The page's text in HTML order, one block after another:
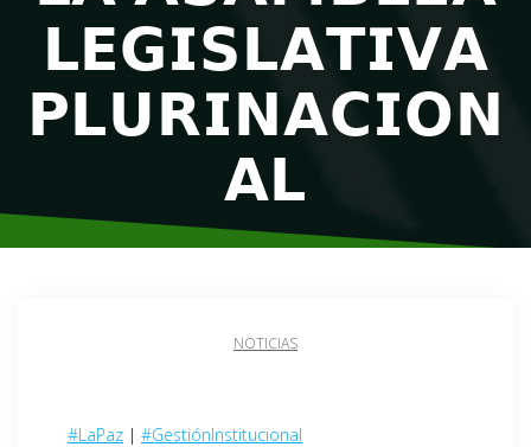
𝗟𝗘𝗚𝗜𝗦𝗟𝗔𝗧𝗜𝗩𝗔
𝗣𝗟𝗨𝗥𝗜𝗡𝗔𝗖𝗜𝗢𝗡
𝗔𝗟
NOTICIAS
#LaPaz | #GestiónInstitucional